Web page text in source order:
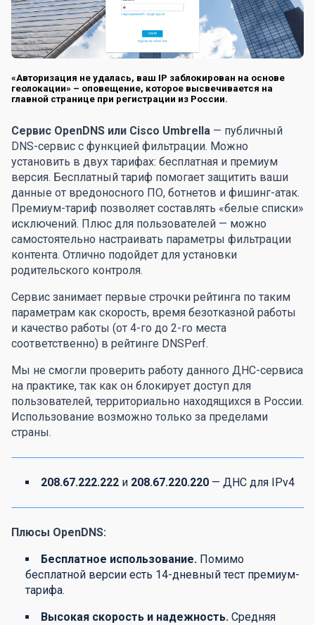
«Авторизация не удалась, ваш IP заблокирован на основе
геолокации» – оповещение, которое высвечивается на
главной странице при регистрации из России.
Сервис OpenDNS или Cisco Umbrella — публичный
DNS-сервис с функцией фильтрации. Можно
установить в двух тарифах: бесплатная и премиум
версия. Бесплатный тариф помогает защитить ваши
данные от вредоносного ПО, ботнетов и фишинг-атак.
Премиум-тариф позволяет составлять «белые списки»
исключений. Плюс для пользователей — можно
самостоятельно настраивать параметры фильтрации
контента. Отлично подойдет для установки
родительского контроля.
Сервис занимает первые строчки рейтинга по таким
параметрам как скорость, время безотказной работы
и качество работы (от 4-го до 2-го места
соответственно) в рейтинге DNSPerf.
Мы не смогли проверить работу данного ДНС-сервиса
на практике, так как он блокирует доступ для
пользователей, территориально находящихся в России.
Использование возможно только за пределами
страны.
208.67.222.222 и 208.67.220.220 — ДНС для IPv4
Плюсы OpenDNS:
Бесплатное использование. Помимо
бесплатной версии есть 14-дневный тест премиум-
тарифа.
Высокая скорость и надежность. Средняя